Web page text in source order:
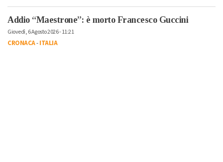
Addio “Maestrone”: è morto Francesco Guccini
Giovedì, 6 Agosto 2026 - 11:21
CRONACA-ITALIA